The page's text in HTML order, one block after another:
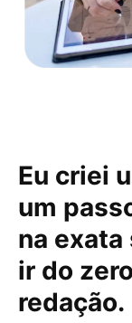
Eu criei
um
na exata
ir do
redação.